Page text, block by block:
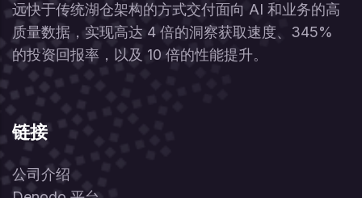
远快于传统湖仓架构的方式交付面向 AI 和业务的高
质量数据，实现高达 4 倍的洞察获取速度、345%
的投资回报率，以及 10 倍的性能提升。
链接
公司介绍